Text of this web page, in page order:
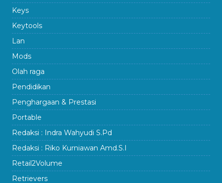
Keys
Keytools
Lan
Mods
Olah raga
Pendidikan
Penghargaan & Prestasi
Portable
Redaksi : Indra Wahyudi S.Pd
Redaksi : Riko Kurniawan Amd.S.I
Retail2Volume
Retrievers